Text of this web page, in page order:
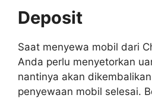
Deposit
Saat menyewa mobil dari
Anda perlu menyetorkan
nantinya akan
penyewaan mobil selesai.